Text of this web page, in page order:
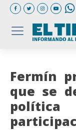
Fermín
que se